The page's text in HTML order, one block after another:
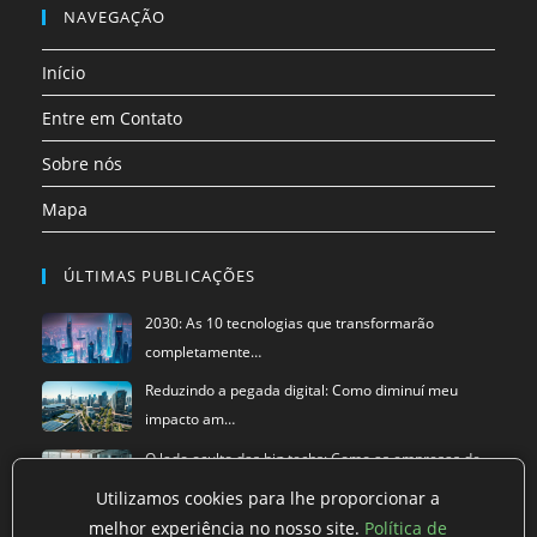
aba
aba
em
nova
aba
em
aba
NAVEGAÇÃO
Início
Entre em Contato
Sobre nós
Mapa
ÚLTIMAS PUBLICAÇÕES
2030: As 10 tecnologias que transformarão
completamente…
Reduzindo a pegada digital: Como diminuí meu
impacto am…
O lado oculto das big techs: Como as empresas de
Utilizamos cookies para lhe proporcionar a
melhor experiência no nosso site. Política de